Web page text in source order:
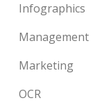
Infographics
Management
Marketing
OCR